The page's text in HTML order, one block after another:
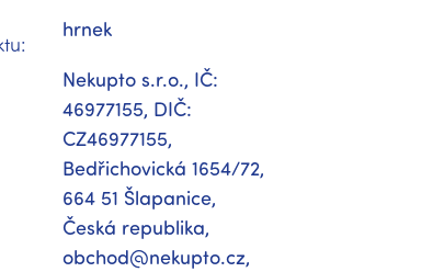
:
hrnek
Nekupto s.r.o., IČ:
46977155, DIČ:
CZ46977155,
Bedřichovická 1654/72,
664 51 Šlapanice,
Česká republika,
obchod@nekupto.cz,